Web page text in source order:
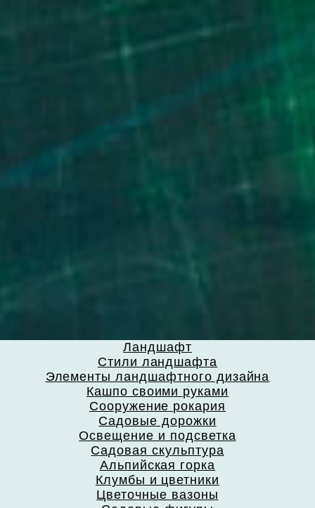
Ландшафт
Стили ландшафта
Элементы ландшафтного дизайна
Кашпо своими руками
Сооружение рокария
Садовые дорожки
Освещение и подсветка
Садовая скульптура
Альпийская горка
Клумбы и цветники
Цветочные вазоны